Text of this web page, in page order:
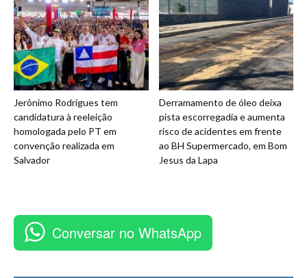
Jerônimo Rodrigues tem
candidatura à reeleição
homologada pelo PT em
convenção realizada em
Salvador
Derramamento de óleo deixa
pista escorregadia e aumenta
risco de acidentes em frente
ao BH Supermercado, em Bom
Jesus da Lapa
Conversar no WhatsApp